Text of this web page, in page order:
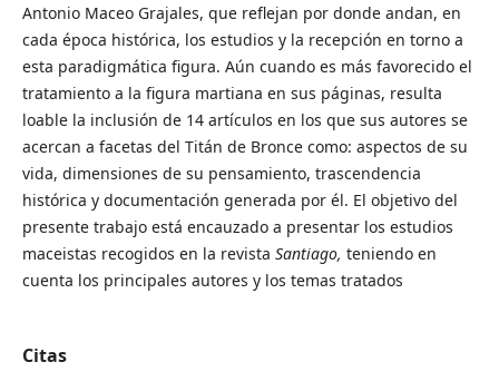
Antonio Maceo Grajales, que reflejan por donde andan, en
cada época histórica, los estudios y la recepción en torno a
esta paradigmática figura. Aún cuando es más favorecido el
tratamiento a la figura martiana en sus páginas, resulta
loable la inclusión de 14 artículos en los que sus autores se
acercan a facetas del Titán de Bronce como: aspectos de su
vida, dimensiones de su pensamiento, trascendencia
histórica y documentación generada por él. El objetivo del
presente trabajo está encauzado a presentar los estudios
maceistas recogidos en la revista Santiago, teniendo en
cuenta los principales autores y los temas tratados
Citas